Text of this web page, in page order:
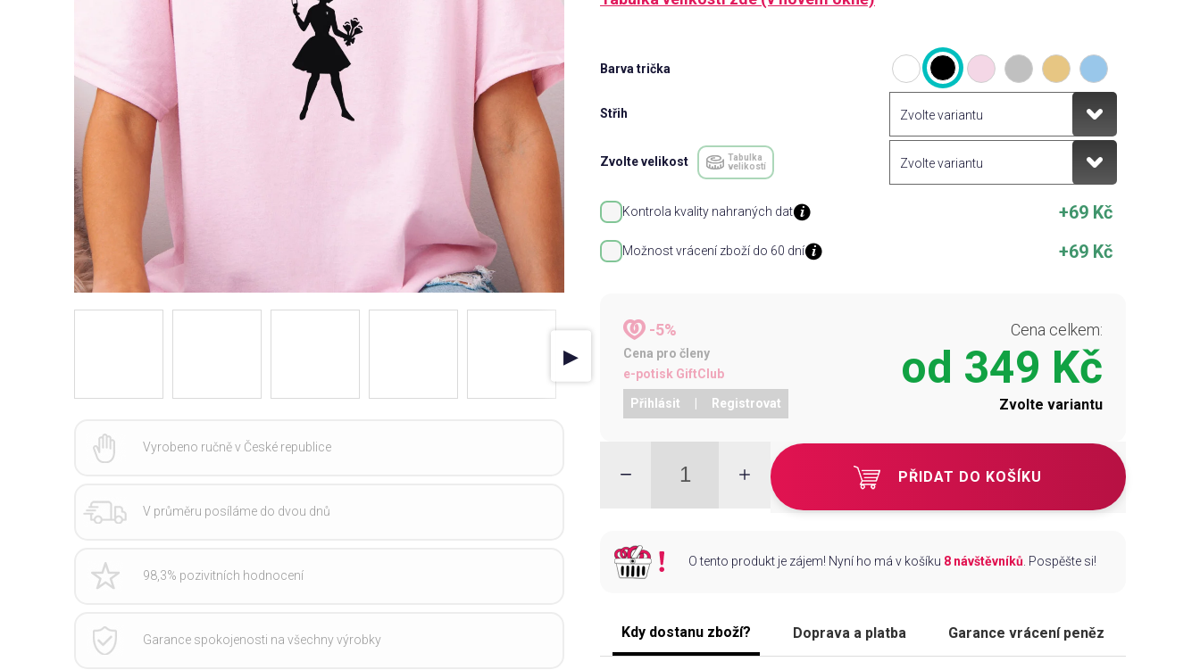
Barva trička
Střih
Zvolte velikost
Tabulka
velikostí
Kontrola kvality nahraných dat +69 Kč
Možnost vrácení zboží do 60 dní +69 Kč
-5%
Cena pro členy
e-potisk GiftClub
Přihlásit Registrovat
Cena celkem:
od 349 Kč
Zvolte variantu
PŘIDAT DO KOŠÍKU
O tento produkt je zájem! Nyní ho má v košíku 8 návštěvníků. Pospěšte si!
Kdy dostanu zboží? Doprava a platba Garance vrácení peněz
▶
Vyrobeno ručně v České republice
V průměru posíláme do dvou dnů
98,3% pozivitních hodnocení
Garance spokojenosti na všechny výrobky